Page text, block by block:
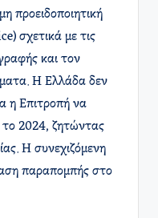
προειδοποιητική
σχετικά με τις
και τον
Η Ελλάδα δεν
η Επιτροπή να
το 2024, ζητώντας
Η συνεχιζόμενη
παραπομπής στο